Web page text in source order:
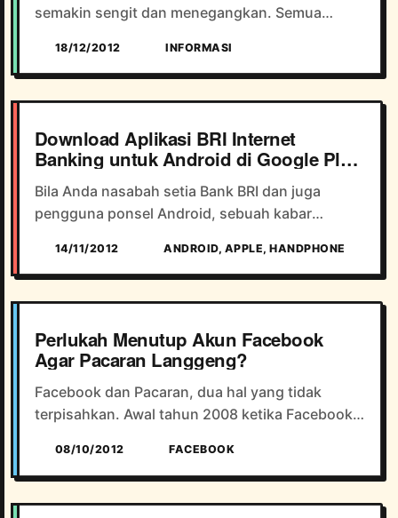
semakin sengit dan menegangkan. Semua
memberikan berbagai bonus menarik hanya
untuk sekedar menarik pe...
18/12/2012 INFORMASI
Download Aplikasi BRI Internet
Banking untuk Android di Google Play
Store
Bila Anda nasabah setia Bank BRI dan juga
pengguna ponsel Android, sebuah kabar
Internet Banking BRI Terbaru dengan menu dan
tampilan yang lebih bagus, le...
14/11/2012 ANDROID, APPLE, HANDPHONE
Perlukah Menutup Akun Facebook
Agar Pacaran Langgeng?
Facebook dan Pacaran, dua hal yang tidak
terpisahkan. Awal tahun 2008 ketika Facebook
saja jejaring yang satu ini tidak akan terlalu
berpengaruh terhadap...
08/10/2012 FACEBOOK